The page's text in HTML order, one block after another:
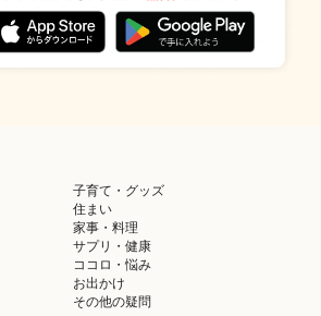
子育て・グッズ
住まい
家事・料理
サプリ・健康
ココロ・悩み
お出かけ
その他の疑問